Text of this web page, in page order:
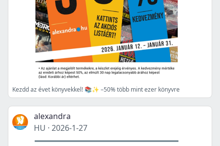
Kezdd az évet könyvekkel! 📚✨ –50% több mint ezer könyvre
alexandra
HU · 2026-1-27